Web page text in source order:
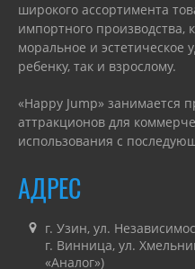
широкого ассортимента
импортного производства,
моральное и эстетическое
ребенку, так и взрослому.
«Happy Jump» занимается
аттракционов для
использования с
АДРЕС
г. Узин, ул.
г. Винница, ул.
«Аналог»)